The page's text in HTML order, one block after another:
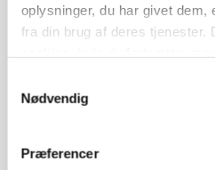
oplysninger, du har givet dem,
fra din brug af deres tjenester.
Nødvendig
Præferencer
»Nu stopper I«:
protestgruppe vil